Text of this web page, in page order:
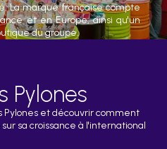
La marque française compte
et en Europe, ainsi qu'un
du groupe.
Pylones
Pylones et découvrir comment
sa croissance à l'international